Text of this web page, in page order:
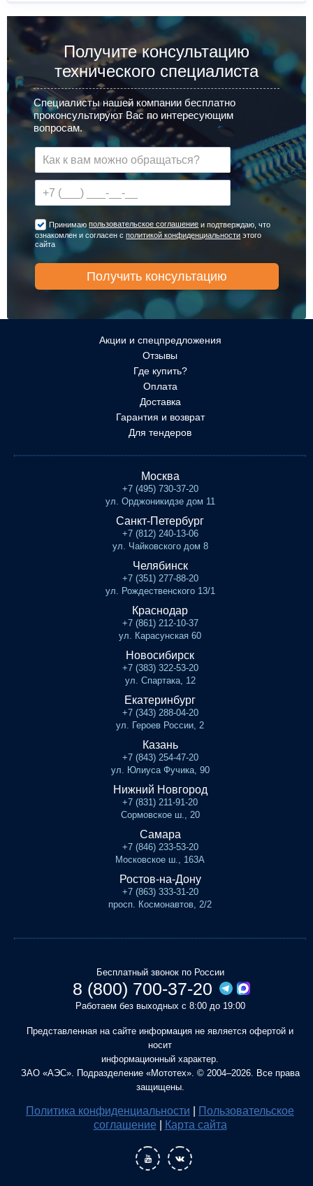
Получите консультацию
технического специалиста
Специалисты нашей компании бесплатно
проконсультируют Вас по интересующим
вопросам.
Принимаюпользовательское соглашение и подтверждаю, что
ознакомлен и согласен сполитикой конфиденциальности этого
сайта
Акции и спецпредложения
Отзывы
Где купить?
Оплата
Доставка
Гарантия и возврат
Для тендеров
Москва
+7 (495) 730-37-20
ул. Орджоникидзе дом 11
Санкт-Петербург
+7 (812) 240-13-06
ул. Чайковского дом 8
Челябинск
+7 (351) 277-88-20
ул. Рождественского 13/1
Краснодар
+7 (861) 212-10-37
ул. Карасунская 60
Новосибирск
+7 (383) 322-53-20
ул. Спартака, 12
Екатеринбург
+7 (343) 288-04-20
ул. Героев России, 2
Казань
+7 (843) 254-47-20
ул. Юлиуса Фучика, 90
Нижний Новгород
+7 (831) 211-91-20
Сормовское ш., 20
Самара
+7 (846) 233-53-20
Московское ш., 163А
Ростов-на-Дону
+7 (863) 333-31-20
просп. Космонавтов, 2/2
Бесплатный звонок по России
8 (800) 700-37-20
Работаем без выходных с 8:00 до 19:00
Представленная на сайте информация не является офертой и
носит
информационный характер.
ЗАО «АЭС». Подразделение «Мототех». © 2004–2026. Все права
защищены.
Политика конфиденциальности
Пользовательское
соглашение
Карта сайта